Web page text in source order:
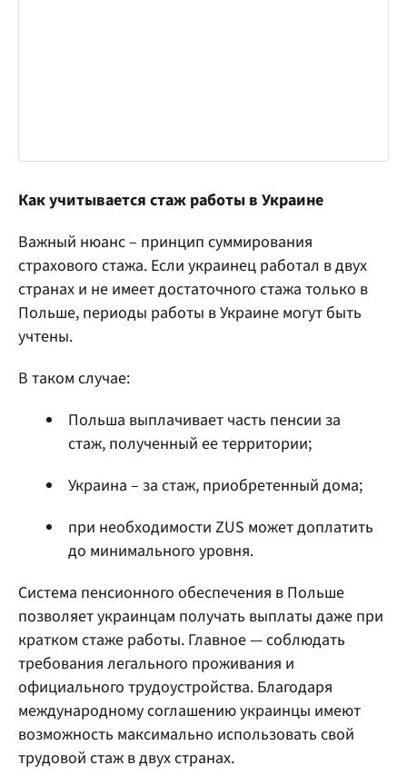
Как учитывается стаж работы в Украине
Важный нюанс – принцип суммирования
страхового стажа. Если украинец работал в двух
странах и не имеет достаточного стажа только в
Польше, периоды работы в Украине могут быть
учтены.
В таком случае:
Польша выплачивает часть пенсии за
стаж, полученный ее территории;
Украина – за стаж, приобретенный дома;
при необходимости ZUS может доплатить
до минимального уровня.
Система пенсионного обеспечения в Польше
позволяет украинцам получать выплаты даже при
кратком стаже работы. Главное — соблюдать
требования легального проживания и
официального трудоустройства. Благодаря
международному соглашению украинцы имеют
возможность максимально использовать свой
трудовой стаж в двух странах.